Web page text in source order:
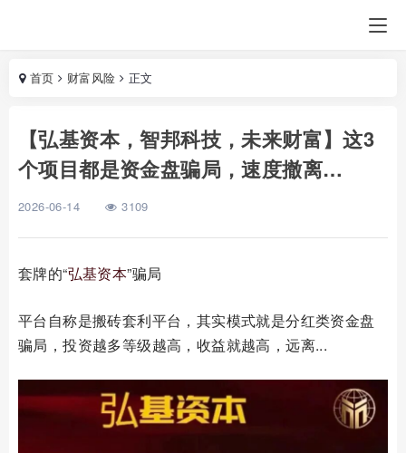
首页 财富风险 正文
【弘基资本，智邦科技，未来财富】这3
个项目都是资金盘骗局，速度撤离…
2026-06-14 3109
套牌的“弘基资本”骗局
平台自称是搬砖套利平台，其实模式就是分红类资金盘
骗局，投资越多等级越高，收益就越高，远离...